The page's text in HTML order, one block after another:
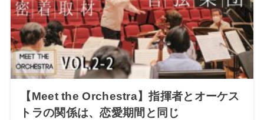
【Meet the Orchestra】指揮者とオーケス
トラの関係は、恋愛期間と同じ